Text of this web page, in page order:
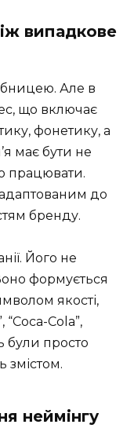
випадкове
Але в
що включає
фонетику, а
має бути не
працювати.
до
бренду.
Його не
формується
якості,
“Coca-Cola”,
були просто
змістом.
неймінгу